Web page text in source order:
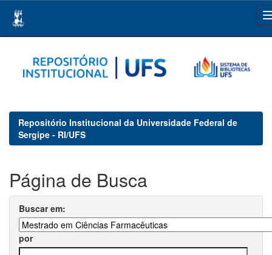
navigation
Repositório Institucional da Universidade Federal de
Sergipe - RI/UFS
Página de Busca
Buscar em:
por